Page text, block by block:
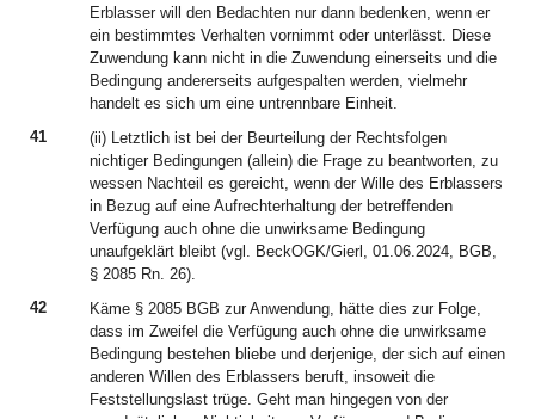
Erblasser will den Bedachten nur dann bedenken, wenn er
ein bestimmtes Verhalten vornimmt oder unterlässt. Diese
Zuwendung kann nicht in die Zuwendung einerseits und die
Bedingung andererseits aufgespalten werden, vielmehr
handelt es sich um eine untrennbare Einheit.
41
(ii) Letztlich ist bei der Beurteilung der Rechtsfolgen
nichtiger Bedingungen (allein) die Frage zu beantworten, zu
wessen Nachteil es gereicht, wenn der Wille des Erblassers
in Bezug auf eine Aufrechterhaltung der betreffenden
Verfügung auch ohne die unwirksame Bedingung
unaufgeklärt bleibt (vgl. BeckOGK/Gierl, 01.06.2024, BGB,
§ 2085 Rn. 26).
42
Käme § 2085 BGB zur Anwendung, hätte dies zur Folge,
dass im Zweifel die Verfügung auch ohne die unwirksame
Bedingung bestehen bliebe und derjenige, der sich auf einen
anderen Willen des Erblassers beruft, insoweit die
Feststellungslast trüge. Geht man hingegen von der